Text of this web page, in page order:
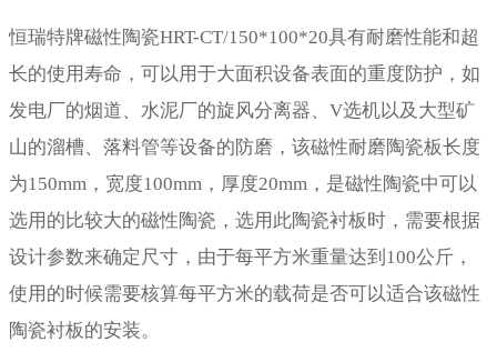
恒瑞特牌磁性陶瓷HRT-CT/150*100*20具有耐磨性能和超
长的使用寿命，可以用于大面积设备表面的重度防护，如
发电厂的烟道、水泥厂的旋风分离器、V选机以及大型矿
山的溜槽、落料管等设备的防磨，该磁性耐磨陶瓷板长度
为150mm，宽度100mm，厚度20mm，是磁性陶瓷中可以
选用的比较大的磁性陶瓷，选用此陶瓷衬板时，需要根据
设计参数来确定尺寸，由于每平方米重量达到100公斤，
使用的时候需要核算每平方米的载荷是否可以适合该磁性
陶瓷衬板的安装。